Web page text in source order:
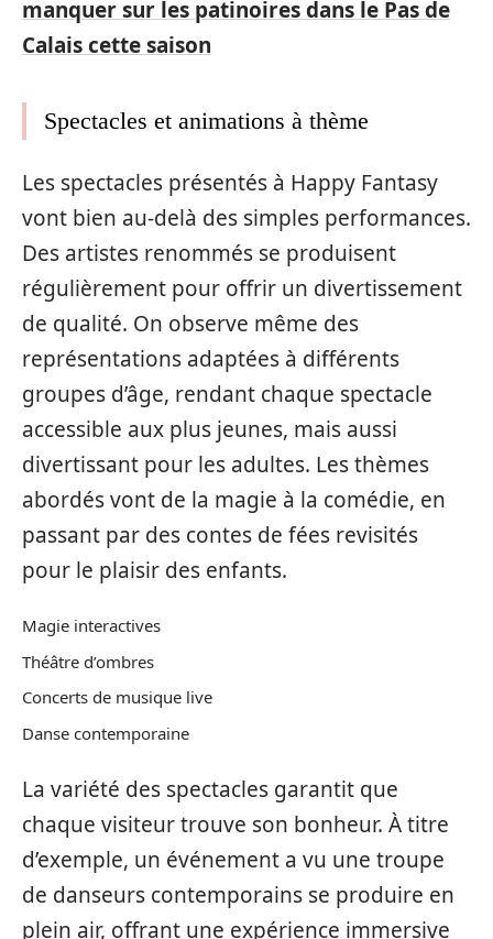
manquer sur les patinoires dans le Pas de
Calais cette saison
Spectacles et animations à thème
Les spectacles présentés à Happy Fantasy
vont bien au-delà des simples performances.
Des artistes renommés se produisent
régulièrement pour offrir un divertissement
de qualité. On observe même des
représentations adaptées à différents
groupes d’âge, rendant chaque spectacle
accessible aux plus jeunes, mais aussi
divertissant pour les adultes. Les thèmes
abordés vont de la magie à la comédie, en
passant par des contes de fées revisités
pour le plaisir des enfants.
Magie interactives
Théâtre d’ombres
Concerts de musique live
Danse contemporaine
La variété des spectacles garantit que
chaque visiteur trouve son bonheur. À titre
d’exemple, un événement a vu une troupe
de danseurs contemporains se produire en
plein air, offrant une expérience immersive